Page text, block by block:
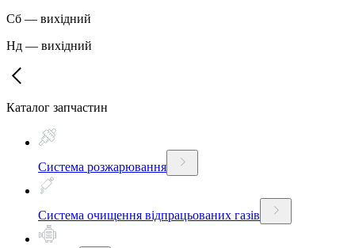
Сб — вихідний
Нд — вихідний
Каталог запчастин
Система розжарювання
Система очищення відпрацьованих газів